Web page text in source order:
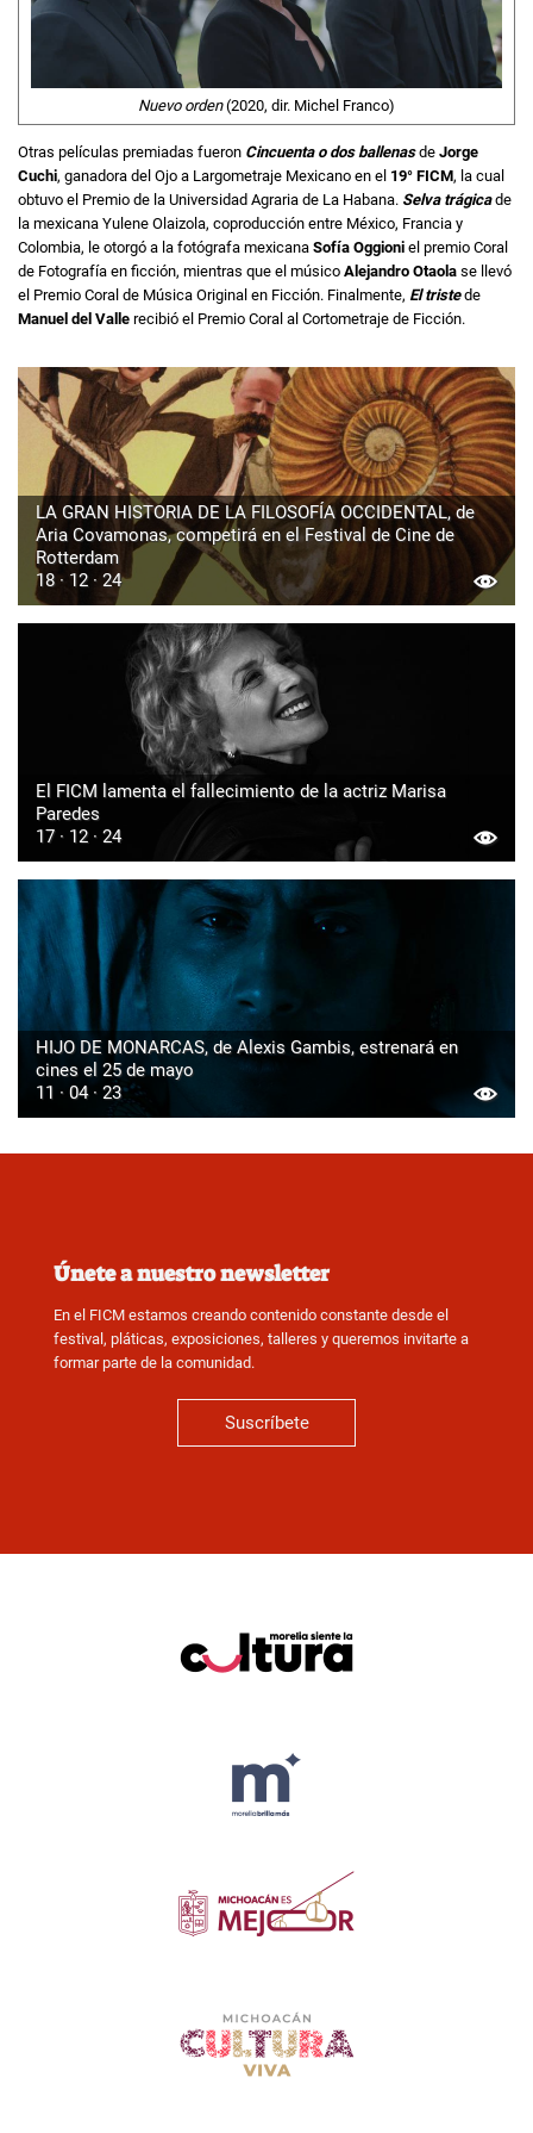
Nuevo orden(2020, dir. Michel Franco)
Otras películas premiadas fueron Cincuenta o dos ballenasde Jorge
Cuchi, ganadora del Ojo a Largometraje Mexicano en el 19° FICM, la cual
obtuvo el Premio de la Universidad Agraria de La Habana. Selva trágicade
la mexicana Yulene Olaizola, coproducción entre México, Francia y
Colombia, le otorgó a la fotógrafa mexicana Sofía Oggioni el premio Coral
de Fotografía en ficción, mientras que el músico Alejandro Otaola se llevó
el Premio Coral de Música Original en Ficción. Finalmente, El tristede
Manuel del Valle recibió el Premio Coral al Cortometraje de Ficción.
LA GRAN HISTORIA DE LA FILOSOFÍA OCCIDENTAL, de
Aria Covamonas, competirá en el Festival de Cine de
Rotterdam
18 · 12 · 24
El FICM lamenta el fallecimiento de la actriz Marisa
Paredes
17 · 12 · 24
HIJO DE MONARCAS, de Alexis Gambis, estrenará en
cines el 25 de mayo
11 · 04 · 23
Únete a nuestro newsletter
En el FICM estamos creando contenido constante desde el
festival, pláticas, exposiciones, talleres y queremos invitarte a
formar parte de la comunidad.
Suscríbete